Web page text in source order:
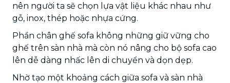
nên người ta sẽ chọn lựa vật liệu khác nhau như
gỗ, inox, thép hoặc nhựa cứng.
Phần chân ghế sofa không những giữ vững cho
ghế trên sàn nhà mà còn nó nâng cho bộ sofa cao
lên dễ dàng nhấc lên di chuyển và dọn dẹp.
Nhờ tạo một khoảng cách giữa sofa và sàn nhà